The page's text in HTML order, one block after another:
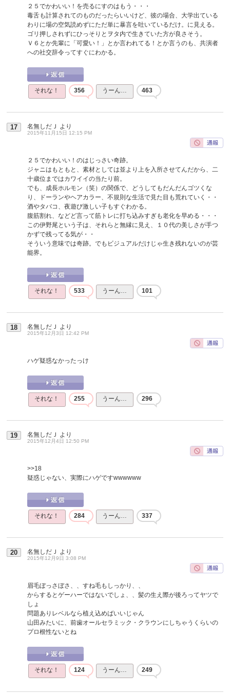
２５でかわいい！を売るにすのはもう・・・
毒舌も計算されてのものだったらいいけど、彼の場合、大学出ている
わりに場の空気読めずにただ単に暴言を吐いているだけ。に見える。
ゴリ押しされずにひっそりとヲタ内で生きていた方が良さそう。
Ｖ６とか先輩に「可愛い！」とか言われてる！とか言うのも、共演者
への社交辞令ってすぐにわかる。
それな！ 356 うーん… 463
17 名無しだＪ より
2015年11月15日 12:15 PM
２５でかわいい！のはじっさい奇跡。
ジャニはもともと、素材としては並より上を入所させてんだから、二
十歳位まではカワイイの当たり前。
でも、成長ホルモン（笑）の関係で、どうしてもだんだんゴツくな
り、ドーランやヘアカラー、不規則な生活で見た目も荒れていく・・
酒やタバコ、夜遊び激しい子もすぐわかる。
腹筋割れ、などど言って筋トレに打ち込みすぎも老化を早める・・・
この伊野尾という子は、それらと無縁に見え、１０代の美しさが手つ
かずで残ってる気が・・
そういう意味では奇跡。でもビジュアルだけじゃ生き残れないのが芸
能界。
それな！ 533 うーん… 101
18 名無しだＪ より
2015年12月3日 12:42 PM
ハゲ疑惑なかったっけ
それな！ 255 うーん… 296
19 名無しだＪ より
2015年12月4日 12:50 PM
>>18
疑惑じゃない、実際にハゲですwwwwww
それな！ 284 うーん… 337
20 名無しだＪ より
2015年12月9日 3:08 PM
眉毛ぼっさぼさ、、すね毛もしっかり、、
からするとゲーハーではないでしょ、、髪の生え際が後ろってヤツで
しょ
問題ありレベルなら植え込めばいいじゃん
山田みたいに、前歯オールセラミック・クラウンにしちゃうくらいの
プロ根性ないとね
それな！ 124 うーん… 249